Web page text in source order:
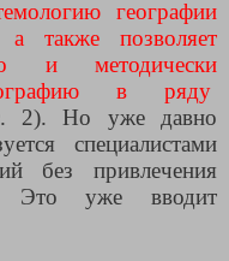
географии
также позволяет
и методически
в ряду
2). Но уже давно
специалистами
без привлечения
Это уже вводит